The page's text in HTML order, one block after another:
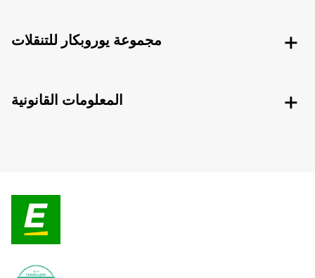
مجموعة يوروبكار للتنقلات
المعلومات القانونية